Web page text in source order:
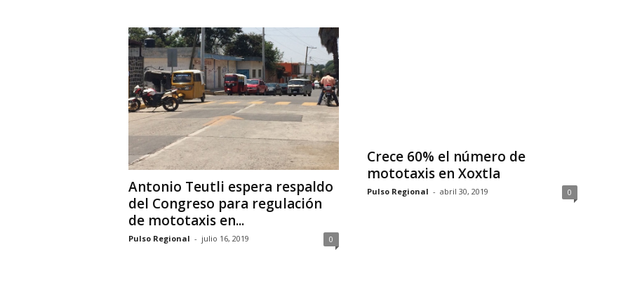
Antonio Teutli espera respaldo
del Congreso para regulación
de mototaxis en...
Pulso Regional - julio 16, 2019 0
Crece 60% el número de
mototaxis en Xoxtla
Pulso Regional - abril 30, 2019 0